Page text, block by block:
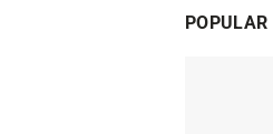
POPULAR